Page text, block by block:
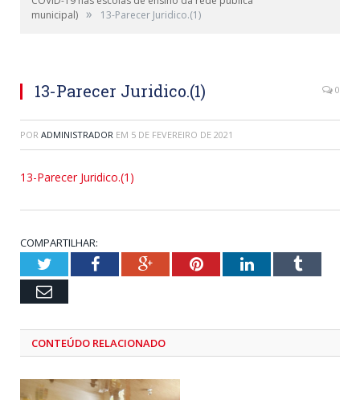
municipal) » 13-Parecer Juridico.(1)
13-Parecer Juridico.(1) 0
POR ADMINISTRADOR EM 5 DE FEVEREIRO DE 2021
13-Parecer Juridico.(1)
COMPARTILHAR:
TwitterFacebookGoogle+PinterestLinkedInTumblr
Email
CONTEÚDO RELACIONADO